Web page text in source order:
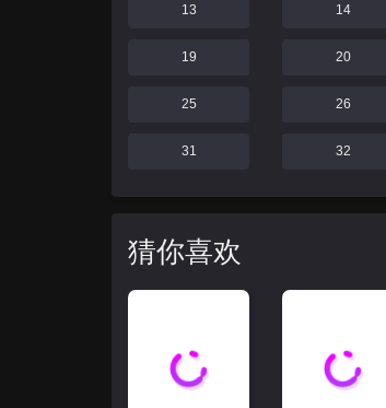
13 14
19 20
25 26
31 32
猜你喜欢